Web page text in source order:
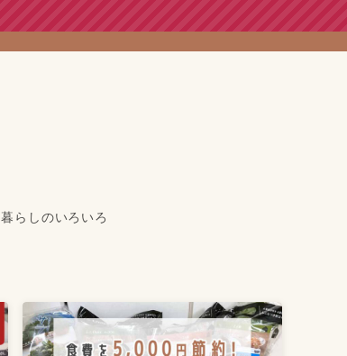
暮らしのいろいろ